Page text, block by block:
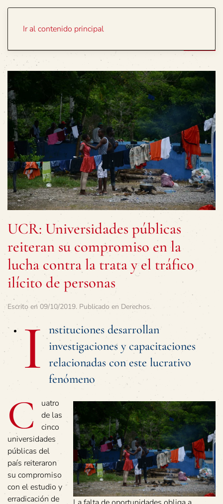
Ir al contenido principal
UCR: Universidades públicas
reiteran su compromiso en la
lucha contra la trata y el tráfico
ilícito de personas
Escrito en 09/10/2019. Publicado en Derechos.
I nstituciones desarrollan
investigaciones y capacitaciones
relacionadas con este lucrativo
fenómeno
C
uatro
de las
cinco
universidades
públicas del
país reiteraron
su compromiso
con el estudio y
erradicación de